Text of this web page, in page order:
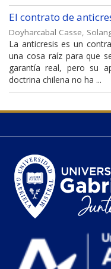
El contrato de
Doyharcabal Casse,
La anticresis es un
una cosa raíz para que
garantía real, pero su
doctrina chilena no ha ...